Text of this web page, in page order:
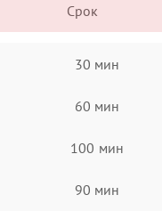
Срок
30 мин
60 мин
100 мин
90 мин